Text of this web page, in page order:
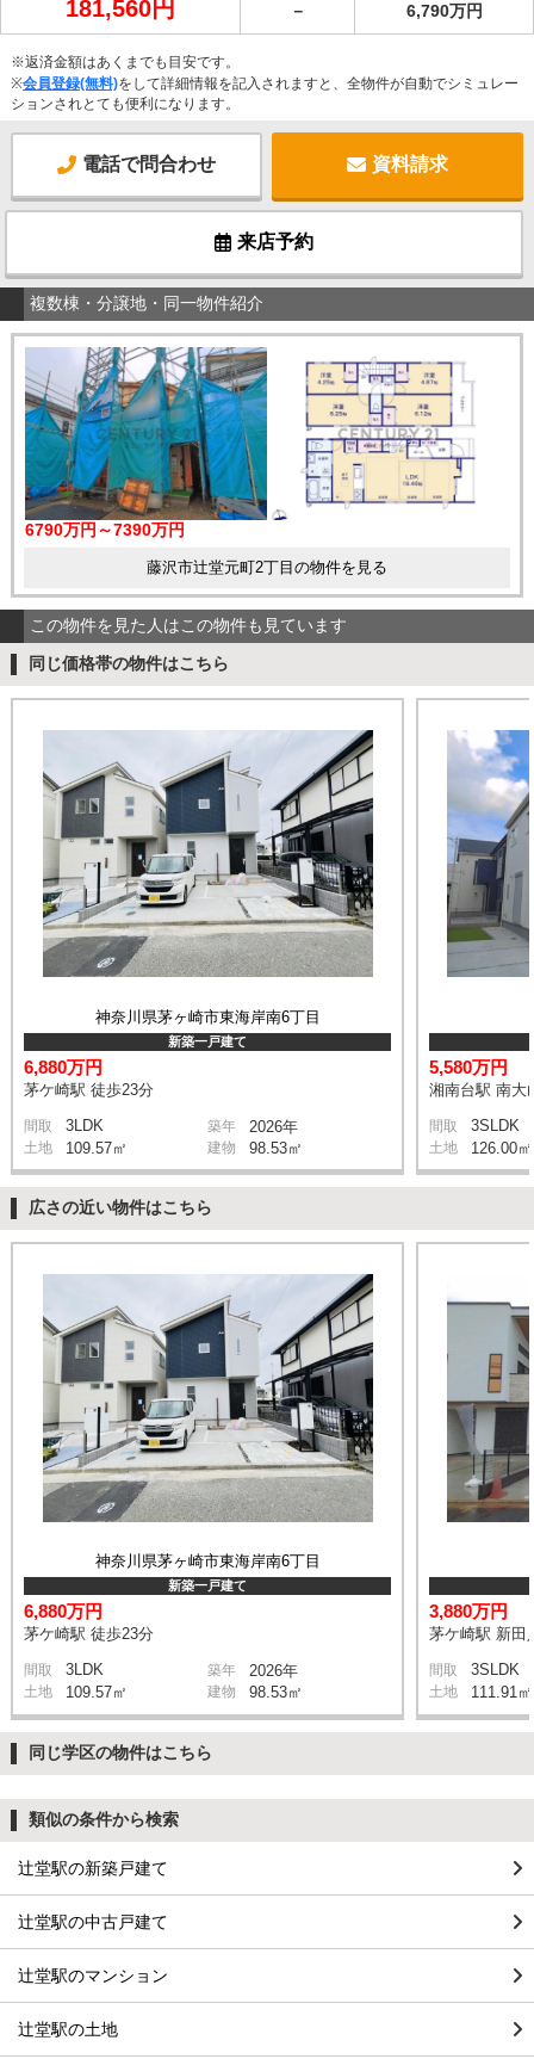
181,560円 － 6,790万円
※返済金額はあくまでも目安です。
※会員登録(無料)をして詳細情報を記入されますと、全物件が自動でシミュレー
ションされとても便利になります。
電話で問合わせ 資料請求
来店予約
複数棟・分譲地・同一物件紹介
6790万円～7390万円
藤沢市辻堂元町2丁目の物件を見る
この物件を見た人はこの物件も見ています
同じ価格帯の物件はこちら
神奈川県茅ヶ崎市東海岸南6丁目
新築一戸建て
6,880万円
茅ケ崎駅 徒歩23分
間取 3LDK 築年 2026年
土地 109.57㎡ 建物 98.53㎡
5,580万円
湘南台駅 南大
間取 3SLDK
土地 126.00㎡
広さの近い物件はこちら
神奈川県茅ヶ崎市東海岸南6丁目
新築一戸建て
6,880万円
茅ケ崎駅 徒歩23分
間取 3LDK 築年 2026年
土地 109.57㎡ 建物 98.53㎡
3,880万円
茅ケ崎駅 新田
間取 3SLDK
土地 111.91㎡
同じ学区の物件はこちら
類似の条件から検索
辻堂駅の新築戸建て
辻堂駅の中古戸建て
辻堂駅のマンション
辻堂駅の土地